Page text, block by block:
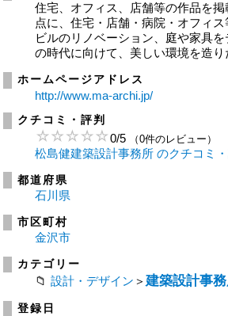
住宅、オフィス、店舗等の作品を
点に、住宅・店舗・病院・オフィ
ビルのリノベーション、庭や家具
の時代に向けて、美しい環境を造り
ホームページアドレス
http://www.ma-archi.jp/
クチコミ・評判
0/5 （0件のレビュー）
松島健建築設計事務所 のクチコミ・
都道府県
石川県
市区町村
金沢市
カテゴリー
設計・デザイン ＞ 建築設計事
登録日